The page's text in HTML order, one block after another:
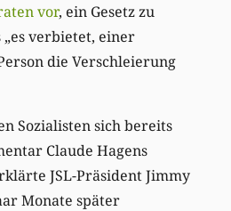
vor, ein Gesetz zu
verbietet, einer
die Verschleierung
Sozialisten sich bereits
Claude Hagens
JSL-Präsident Jimmy
Monate später